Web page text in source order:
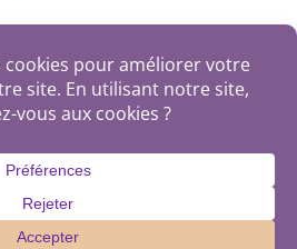
3 … 8 9 10 11
politique de confidentialité